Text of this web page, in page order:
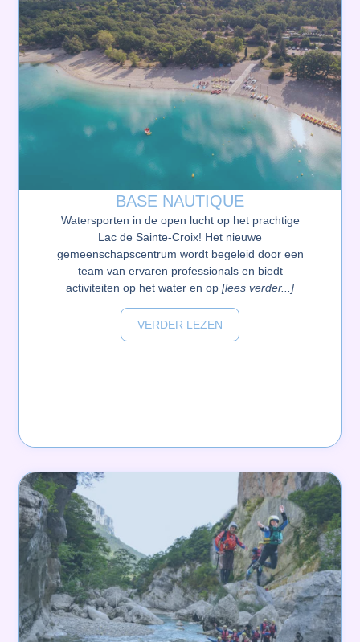
BASE NAUTIQUE
Watersporten in de open lucht op het prachtige
Lac de Sainte-Croix! Het nieuwe
gemeenschapscentrum wordt begeleid door een
team van ervaren professionals en biedt
activiteiten op het water en op [lees verder...]
VERDER LEZEN